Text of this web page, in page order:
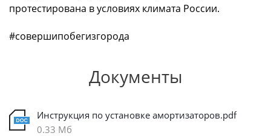
протестирована в условиях климата России.
#совершипобегизгорода
Документы
Инструкция по установке амортизаторов.pdf
0.33 Мб